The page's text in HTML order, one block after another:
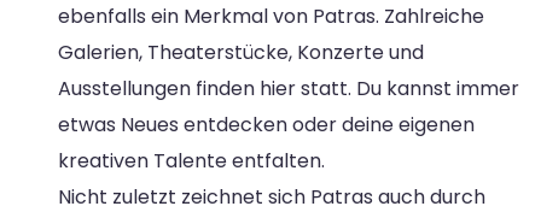
ebenfalls ein Merkmal von Patras. Zahlreiche
Galerien, Theaterstücke, Konzerte und
Ausstellungen finden hier statt. Du kannst immer
etwas Neues entdecken oder deine eigenen
kreativen Talente entfalten.
Nicht zuletzt zeichnet sich Patras auch durch